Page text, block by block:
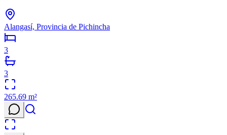
Alangasí, Provincia de Pichincha
3
3
265.69 m²